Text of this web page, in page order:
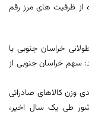
از ظرفیت های مرز رقم
خراسان جنوبی با
سهم خراسان جنوبی از
به رشد ۷۸ درصدی ارزش و ۶۰ درصدی وزن کالاهای صادراتی
کشور طی یک سال اخیر،